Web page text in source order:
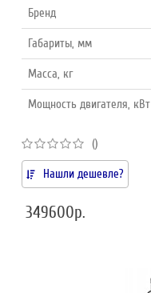
Бренд
Габариты, мм
Масса, кг
Мощность двигателя, кВт
()
Нашли дешевле?
349600р.